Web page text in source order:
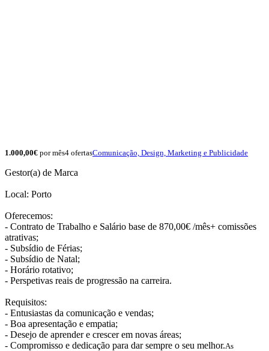
1.000,00€ por mês4 ofertasComunicação, Design, Marketing e Publicidade
Gestor(a) de Marca
Local: Porto
Oferecemos:
- Contrato de Trabalho e Salário base de 870,00€ /mês+ comissões
atrativas;
- Subsídio de Férias;
- Subsídio de Natal;
- Horário rotativo;
- Perspetivas reais de progressão na carreira.
Requisitos:
- Entusiastas da comunicação e vendas;
- Boa apresentação e empatia;
- Desejo de aprender e crescer em novas áreas;
- Compromisso e dedicação para dar sempre o seu melhor.As